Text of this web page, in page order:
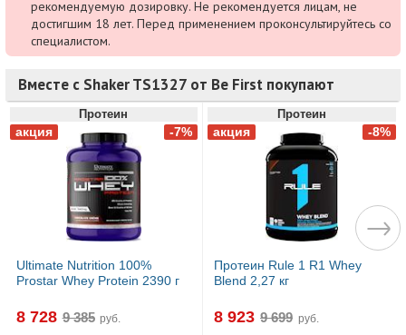
рекомендуемую дозировку. Не рекомендуется лицам, не
достигшим 18 лет. Перед применением проконсультируйтесь со
специалистом.
Вместе с Shaker TS1327 от Be First покупают
Протеин
Ultimate Nutrition 100%
Prostar Whey Protein 2390 г
8 728 руб.
Протеин
Протеин Rule 1 R1 Whey
Blend 2,27 кг
8 923 руб.